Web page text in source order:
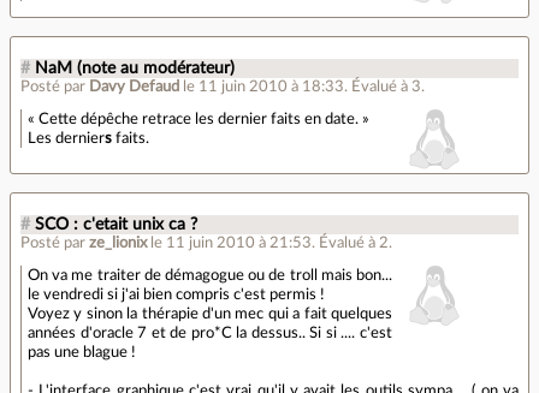
# NaM (note au modérateur)
Posté par Davy Defaud le 11 juin 2010 à 18:33. Évalué à 3.
« Cette dépêche retrace les dernier faits en date. »
Les derniers faits.
# SCO : c'etait unix ca ?
Posté par ze_lionix le 11 juin 2010 à 21:53. Évalué à 2.
On va me traiter de démagogue ou de troll mais bon...
le vendredi si j'ai bien compris c'est permis !
Voyez y sinon la thérapie d'un mec qui a fait quelques
années d'oracle 7 et de pro*C la dessus.. Si si .... c'est
pas une blague !